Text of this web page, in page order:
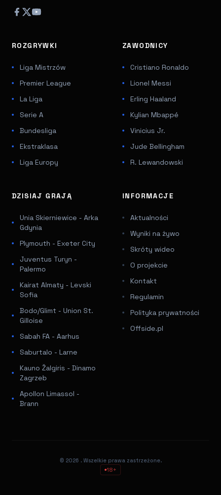
ROZGRYWKI
Liga Mistrzów
Premier League
La Liga
Serie A
Bundesliga
Ekstraklasa
Liga Europy
ZAWODNICY
Cristiano Ronaldo
Lionel Messi
Erling Haaland
Kylian Mbappé
Vinicius Jr.
Jude Bellingham
R. Lewandowski
DZISIAJ GRAJĄ
Unia Skierniewice - Arka
Gdynia
Plymouth - Exeter City
Juventus Turyn -
Palermo
Kairat Almaty - Levski
Sofia
Bodo/Glimt - Union St.
Gilloise
Sabah FA - Aarhus
Saburtalo - Larne
Kauno Žalgiris - Dinamo
Zagrzeb
Apollon Limassol -
Brann
INFORMACJE
Aktualności
Wyniki na żywo
Skróty wideo
O projekcie
Kontakt
Regulamin
Polityka prywatności
Offside.pl
© 2026 . Wszelkie prawa zastrzeżone.
18+